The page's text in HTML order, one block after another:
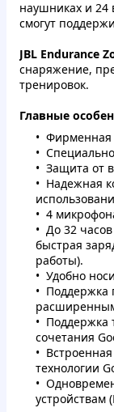
наушниках и 24
смогут
JBL Endurance
снаряжение,
тренировок.
Главные
Фирменная
Защита от
Надежная
4
До 32
быстрая
работы).
Удобно
Поддержка
Поддержка
сочетания
технологии
устройствам